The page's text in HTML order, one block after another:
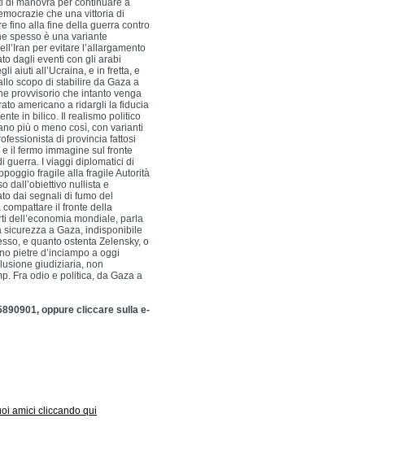
di manovra per continuare a
che una vittoria di
fino alla fine della guerra contro
spesso è una variante
per evitare l’allargamento
dagli eventi con gli arabi
aiuti all’Ucraina, e in fretta, e
scopo di stabilire da Gaza a
provvisorio che intanto venga
americano a ridargli la fiducia
in bilico. Il realismo politico
più o meno così, con varianti
di provincia fattosi
il fermo immagine sul fronte
guerra. I viaggi diplomatici di
fragile alla fragile Autorità
dall’obiettivo nullista e
dai segnali di fumo del
il fronte della
dell’economia mondiale, parla
a Gaza, indisponibile
e quanto ostenta Zelensky, o
pietre d’inciampo a oggi
giudiziaria, non
Fra odio e politica, da Gaza a
oppure cliccare sulla e-
amici cliccando qui